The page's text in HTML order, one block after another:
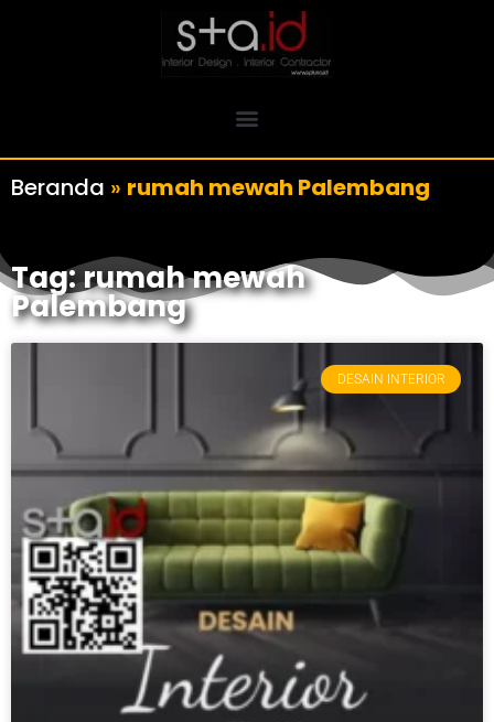
Beranda » rumah mewah Palembang
Tag: rumah mewah
Palembang
DESAIN INTERIOR